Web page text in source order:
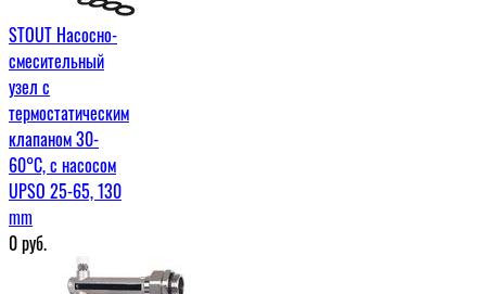
STOUT Насосно-
смесительный
узел с
термостатическим
клапаном 30-
60°C, с насосом
UPSO 25-65, 130
mm
0руб.